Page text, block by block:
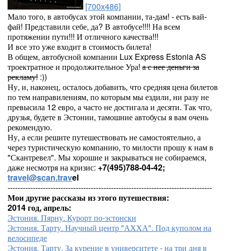
[700x486]
Мало того, в автобусах этой компании, та-дам! - есть вай-
фай! Представили себе, да? В автобусе!!!! На всем
протяжении пути!!! И отличного качества!!!
И все это уже входит в стоимость билета!
В общем, автобусной компании Lux Express Estonia AS
троектратное и продолжительное Ура! а с нее деньги за
рекламу! :))
Ну, и, наконец, осталось добавить, что средняя цена билетов
по тем направилениям, по которым мы ездили, ни разу не
превысила 12 евро, а часто не достигала и десяти. Так что,
друзья, будете в Эстонии, тамошние автобусы я вам очень
рекомендую.
Ну, а если решите путешествовать не самостоятельно, а
через туристическую компанию, то милости прошу к нам в
"Скантревел". Мы хорошие и закрываться не собираемся,
даже несмотря на кризис: +7(495)788-04-42;
travel@scan.travel
---------------------------------------------------------------------------------
Мои другие рассказы из этого путешествия:
2014 год, апрель:
Эстония. Пярну. Курорт по-эстонски
Эстония. Тарту. Научный центр "АХХА". Под куполом на
велосипеде
Эстония. Тарту. За курение в университете - на три дня в